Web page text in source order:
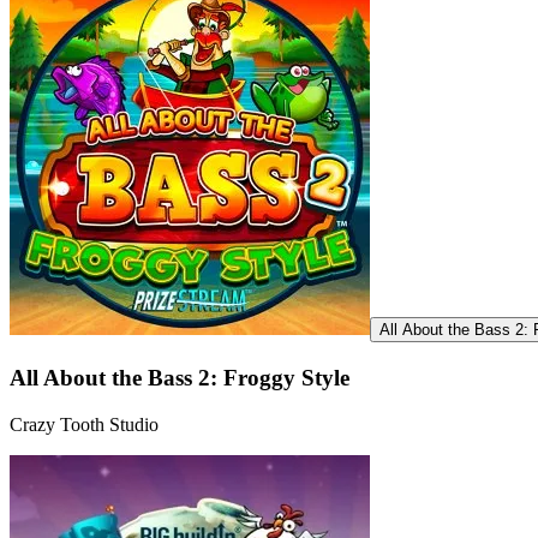
All About the Bass 2:
All About the Bass 2: Froggy Style
Crazy Tooth Studio